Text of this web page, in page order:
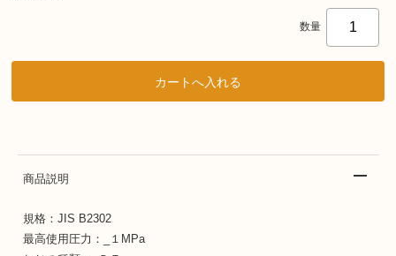
数量
商品説明
規格：JIS B2302
最高使用圧力：_１MPa